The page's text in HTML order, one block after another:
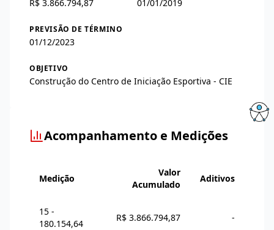
R$ 3.866.794,87 01/01/2019
PREVISÃO DE TÉRMINO
01/12/2023
OBJETIVO
Construção do Centro de Iniciação Esportiva - CIE
Acompanhamento e Medições
Medição
Valor
Acumulado
Aditivos
15 -
180.154,64
R$ 3.866.794,87 -